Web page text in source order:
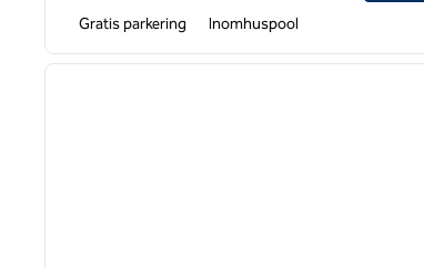
Gratis parkering Inomhuspool
1 av 12